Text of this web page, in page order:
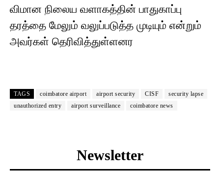
விமான நிலைய வளாகத்தின் பாதுகாப்பு
தரத்தை மேலும் வலுப்படுத்த முடியும் என்றும்
அவர்கள் தெரிவித்துள்ளனர
TAGS coimbatore airport airport security CISF
security lapse
unauthorized entry
airport surveillance coimbatore news
Newsletter